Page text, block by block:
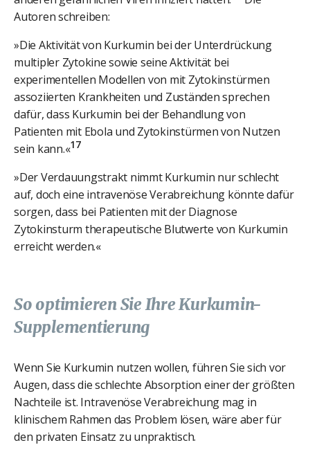
Autoren schreiben:
»Die Aktivität von Kurkumin bei der Unterdrückung
multipler Zytokine sowie seine Aktivität bei
experimentellen Modellen von mit Zytokinstürmen
assoziierten Krankheiten und Zuständen sprechen
dafür, dass Kurkumin bei der Behandlung von
Patienten mit Ebola und Zytokinstürmen von Nutzen
sein kann.«17
»Der Verdauungstrakt nimmt Kurkumin nur schlecht
auf, doch eine intravenöse Verabreichung könnte dafür
sorgen, dass bei Patienten mit der Diagnose
Zytokinsturm therapeutische Blutwerte von Kurkumin
erreicht werden.«
So optimieren Sie Ihre Kurkumin-
Supplementierung
Wenn Sie Kurkumin nutzen wollen, führen Sie sich vor
Augen, dass die schlechte Absorption einer der größten
Nachteile ist. Intravenöse Verabreichung mag in
klinischem Rahmen das Problem lösen, wäre aber für
den privaten Einsatz zu unpraktisch.